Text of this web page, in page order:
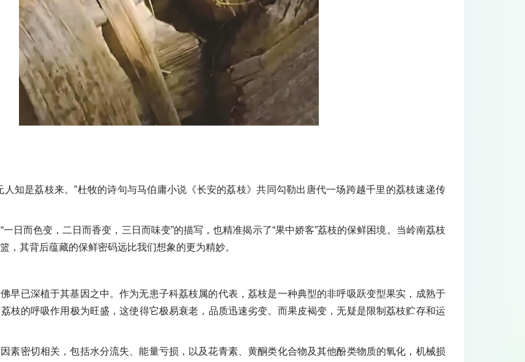
人知是荔枝来。”杜牧的诗句与马伯庸小说《长安的荔枝》共同勾勒出唐代一场跨越千里的荔枝速递传
一日而色变，二日而香变，三日而味变”的描写，也精准揭示了“果中娇客”荔枝的保鲜困境。当岭南荔枝
，其背后蕴藏的保鲜密码远比我们想象的更为精妙。
早已深植于其基因之中。作为无患子科荔枝属的代表，荔枝是一种典型的非呼吸跃变型果实，成熟于
枝的呼吸作用极为旺盛，这使得它极易衰老，品质迅速劣变。而果皮褐变，无疑是限制荔枝贮存和运
素密切相关，包括水分流失、能量亏损，以及花青素、黄酮类化合物及其他酚类物质的氧化，机械损